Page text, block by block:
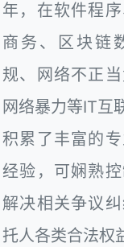
年，在软件程
商务、区块链
规、网络不正当
网络暴力等IT互
积累了丰富的
经验，可娴熟
解决相关争议
托人各类合法权